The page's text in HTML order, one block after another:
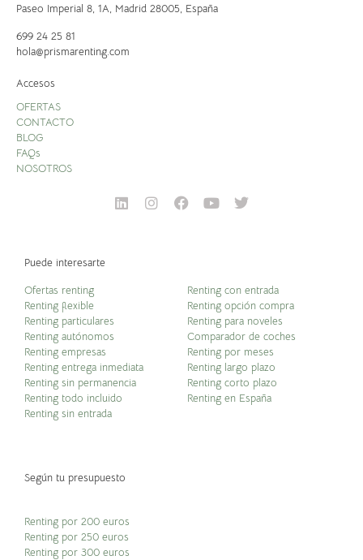
Paseo Imperial 8, 1A, Madrid 28005, España
699 24 25 81
hola@prismarenting.com
Accesos
OFERTAS
CONTACTO
BLOG
FAQs
NOSOTROS
Puede interesarte
Ofertas renting
Renting flexible
Renting particulares
Renting autónomos
Renting empresas
Renting entrega inmediata
Renting sin permanencia
Renting todo incluido
Renting sin entrada
Renting con entrada
Renting opción compra
Renting para noveles
Comparador de coches
Renting por meses
Renting largo plazo
Renting corto plazo
Renting en España
Según tu presupuesto
Renting por 200 euros
Renting por 250 euros
Renting por 300 euros